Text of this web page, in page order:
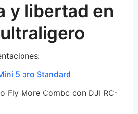
y libertad en
5 pro Standard
Fly More Combo con DJI RC-